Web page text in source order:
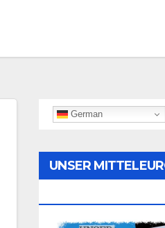
German
UNSER